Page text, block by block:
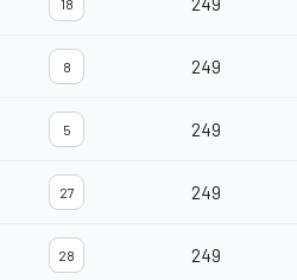
18
8 249
5 249
27 249
28 249